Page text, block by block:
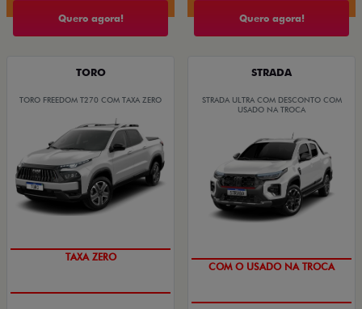
Quero agora! Quero agora!
TORO
TORO FREEDOM T270 COM TAXA ZERO
TAXA ZERO
STRADA
STRADA ULTRA COM DESCONTO COM
USADO NA TROCA
COM O USADO NA TROCA